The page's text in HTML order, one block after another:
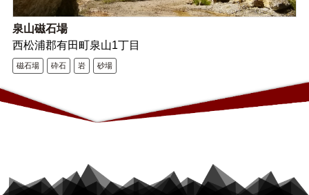
泉山磁石場
西松浦郡有田町泉山1丁目
磁石場 砕石 岩 砂場